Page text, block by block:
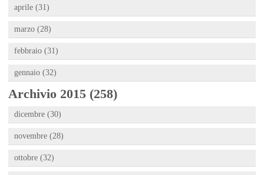
aprile (31)
marzo (28)
febbraio (31)
gennaio (32)
Archivio 2015 (258)
dicembre (30)
novembre (28)
ottobre (32)